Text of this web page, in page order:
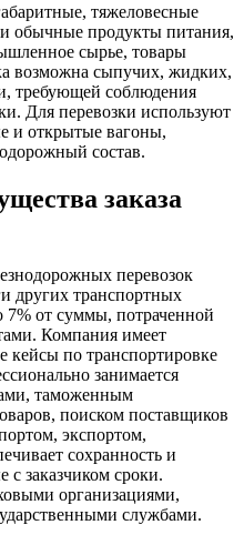
тяжеловесные
обычные продукты питания,
сырье, товары
возможна сыпучих, жидких,
требующей соблюдения
Для перевозки используют
и открытые вагоны,
состав.
заказа
перевозок
других транспортных
от суммы, потраченной
Компания имеет
кейсы по транспортировке
занимается
таможенным
поиском поставщиков
экспортом,
сохранность и
с заказчиком сроки.
организациями,
службами.